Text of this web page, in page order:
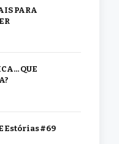
PARA
QUE
Estórias #69